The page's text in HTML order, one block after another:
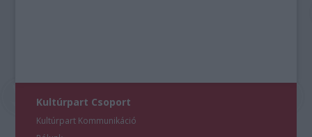
Kultúrpart Csoport
Kultúrpart Kommunikáció